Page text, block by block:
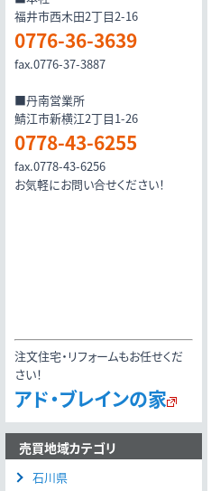
福井市西木田2丁目2-16
0776-36-3639
fax.0776-37-3887
■丹南営業所
鯖江市新横江2丁目1-26
0778-43-6255
fax.0778-43-6256
お気軽にお問い合せください！
注文住宅・リフォームもお任せくだ
さい！
アド・ブレインの家
売買地域カテゴリ
石川県